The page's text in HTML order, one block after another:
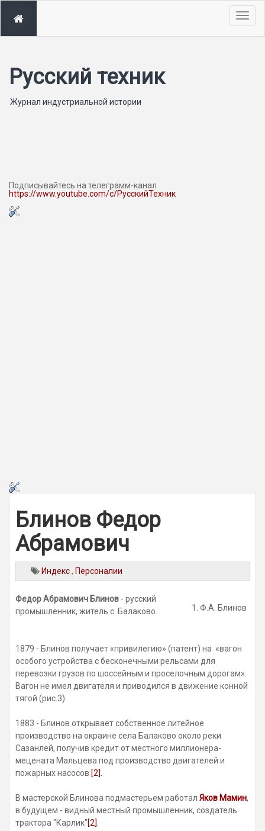
Русский техник
Журнал индустриальной истории
Подписывайтесь на телеграмм-канал
https://www.youtube.com/c/РусскийТехник
Блинов Федор
Абрамович
Индекс, Персоналии
1. Ф.А. Блинов
Федор Абрамович Блинов - русский
промышленник, житель с. Балаково.
1879 - Блинов получает «привилегию» (патент) на «вагон
особого устройства с бесконечными рельсами для
перевозки грузов по шоссейным и проселочным дорогам».
Вагон не имел двигателя и приводился в движение конной
тягой (рис.3).
1883 - Блинов открывает собственное литейное
производство на окраине села Балаково около реки
Сазанлей, получив кредит от местного миллионера-
мецената Мальцева под производство двигателей и
пожарных насосов [2].
В мастерской Блинова подмастерьем работал Яков Мамин,
в будущем - видный местный промышленник, создатель
трактора "Карлик"[2]